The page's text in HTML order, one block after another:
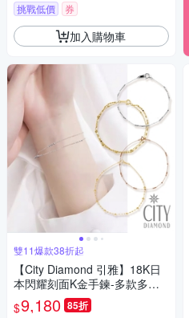
挑戰低價 券
加入購物車
雙11爆款38折起
【City Diamond 引雅】18K日
本閃耀刻面K金手鍊-多款多色
任選(東京Yuki表參道系列)
$9,180 85折